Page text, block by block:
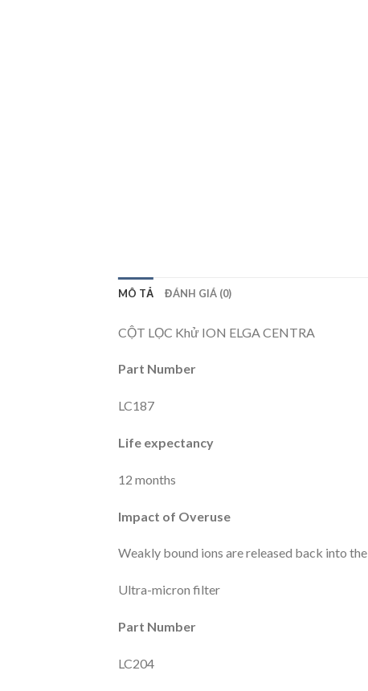
MÔ TẢ ĐÁNH GIÁ (0)
CỘT LỌC Khử ION ELGA CENTRA
Part Number
LC187
Life expectancy
12 months
Impact of Overuse
Weakly bound ions are released back into
Ultra-micron filter
Part Number
LC204